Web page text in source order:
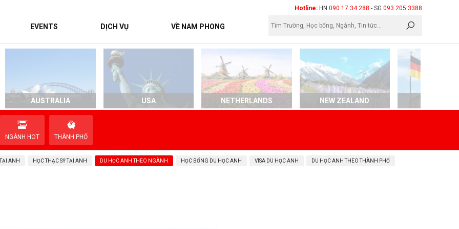
Hotline: HN 090 17 34 288 - SG 093 205 3388
EVENTS DỊCH VỤ VỀ NAM PHONG
AUSTRALIA USA NETHERLANDS NEW ZEALAND
NGÀNH HOT THÀNH PHỐ
ANH HỌC THẠC SỸ TẠI ANH DU HỌC ANH THEO NGÀNH HỌC BỔNG DU HỌC ANH VISA DU HỌC ANH DU HỌC ANH THEO THÀNH PHỐ